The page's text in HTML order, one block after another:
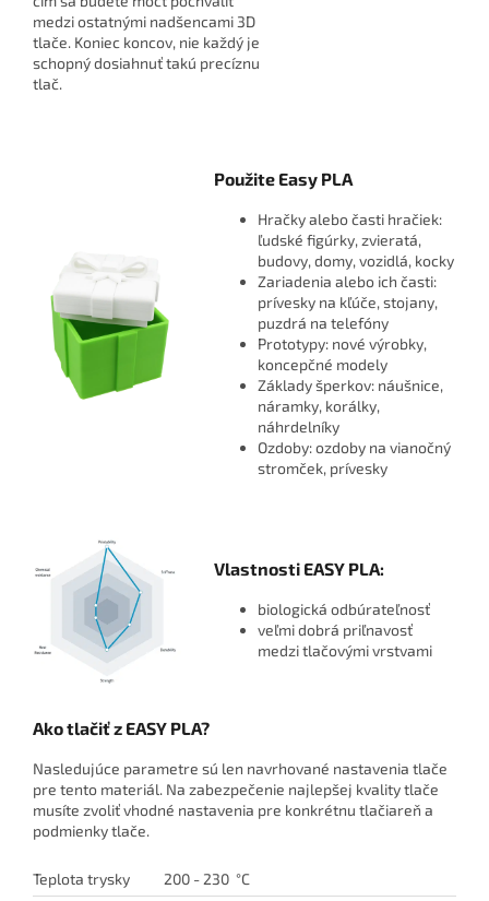
medzi ostatnými nadšencami 3D
tlače. Koniec koncov, nie každý je
schopný dosiahnuť takú precíznu
tlač.
Použite Easy PLA
Hračky alebo časti hračiek:
ľudské figúrky, zvieratá,
budovy, domy, vozidlá, kocky
Zariadenia alebo ich časti:
prívesky na kľúče, stojany,
puzdrá na telefóny
Prototypy: nové výrobky,
koncepčné modely
Základy šperkov: náušnice,
náramky, korálky,
náhrdelníky
Ozdoby: ozdoby na vianočný
stromček, prívesky
Vlastnosti EASY PLA:
biologická odbúrateľnosť
veľmi dobrá priľnavosť
medzi tlačovými vrstvami
Ako tlačiť z EASY PLA?
Nasledujúce parametre sú len navrhované nastavenia tlače
pre tento materiál. Na zabezpečenie najlepšej kvality tlače
musíte zvoliť vhodné nastavenia pre konkrétnu tlačiareň a
podmienky tlače.
Teplota trysky
200 - 230 °C